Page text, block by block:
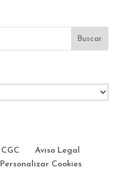
CGC
Aviso Legal
Personalizar Cookies